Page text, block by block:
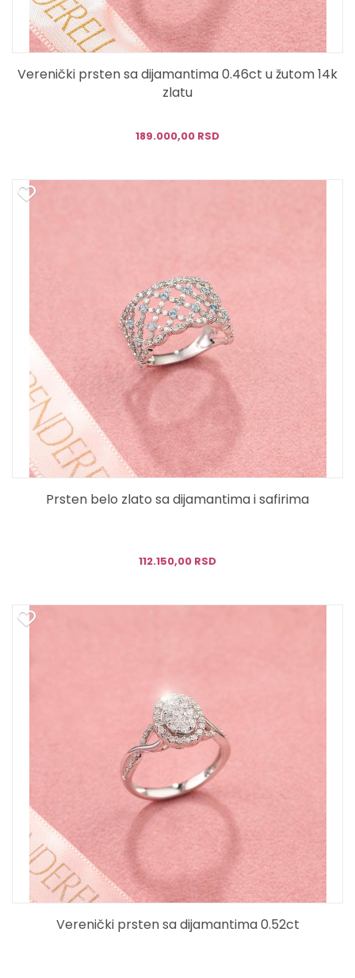
Verenički prsten sa dijamantima 0.46ct u žutom 14k
zlatu
189.000,00 RSD
Prsten belo zlato sa dijamantima i safirima
112.150,00 RSD
Verenički prsten sa dijamantima 0.52ct